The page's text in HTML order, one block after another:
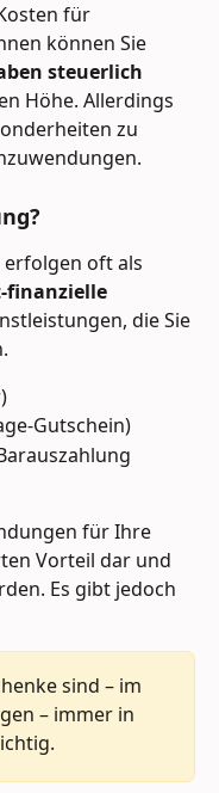
für
können Sie
steuerlich
Höhe. Allerdings
zu
oft als
finanzielle
die Sie
Gutschein)
für Ihre
Vorteil dar und
Es gibt jedoch
sind – im
– immer in